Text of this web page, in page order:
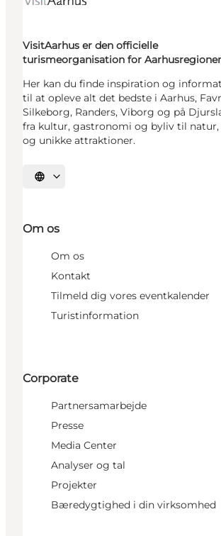
VisitAarhus er den officielle
turismeorganisation for
Her kan du finde inspiration og
til at opleve alt det bedste i Aarhus,
Silkeborg, Randers, Viborg og på
fra kultur, gastronomi og byliv til natur,
og unikke attraktioner.
Vælg sprog
Om os
Om os
Kontakt
Tilmeld dig vores eventkalender
Turistinformation
Corporate
Partnersamarbejde
Presse
Media Center
Analyser og tal
Projekter
Bæredygtighed i din virksomhed